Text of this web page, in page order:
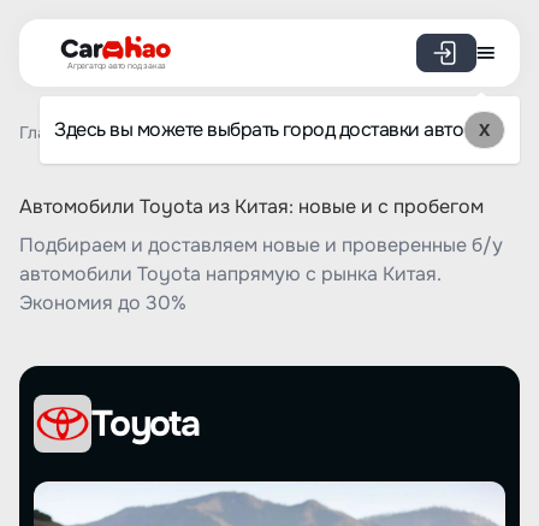
Агрегатор авто под заказ
Здесь вы можете выбрать город доставки авто X
Главная Список брендов Toyota
Автомобили Toyota из Китая: новые и с пробегом
Подбираем и доставляем новые и проверенные б/у
автомобили Toyota напрямую с рынка Китая.
Экономия до 30%
Toyota